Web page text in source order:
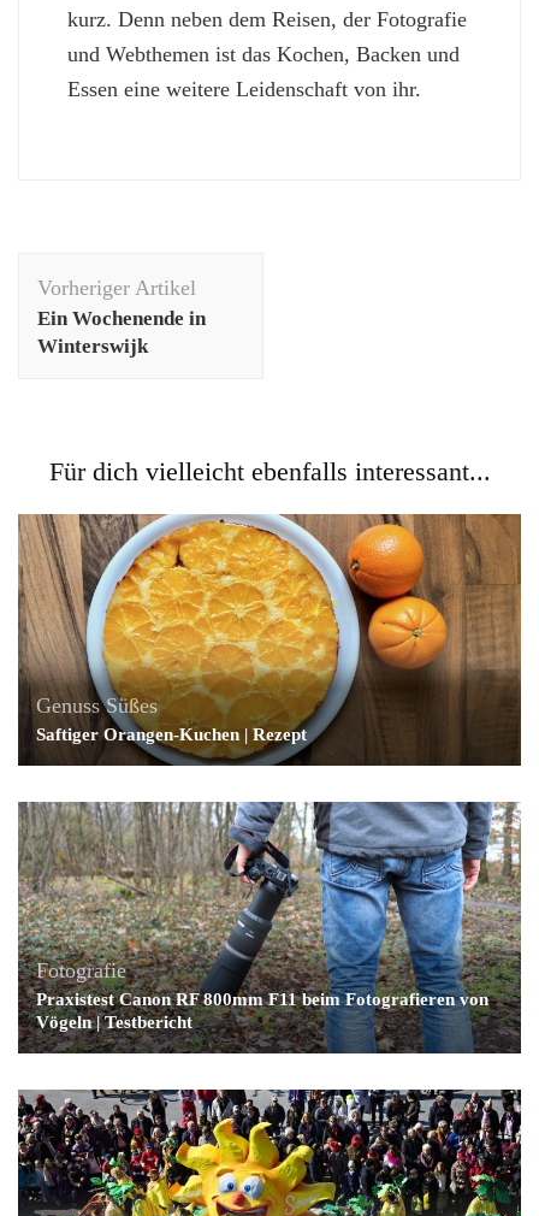
kurz. Denn neben dem Reisen, der Fotografie
und Webthemen ist das Kochen, Backen und
Essen eine weitere Leidenschaft von ihr.
Vorheriger Artikel
Ein Wochenende in
Winterswijk
Für dich vielleicht ebenfalls interessant...
Genuss Süßes
Saftiger Orangen-Kuchen | Rezept
Fotografie
Praxistest Canon RF 800mm F11 beim Fotografieren von
Vögeln | Testbericht